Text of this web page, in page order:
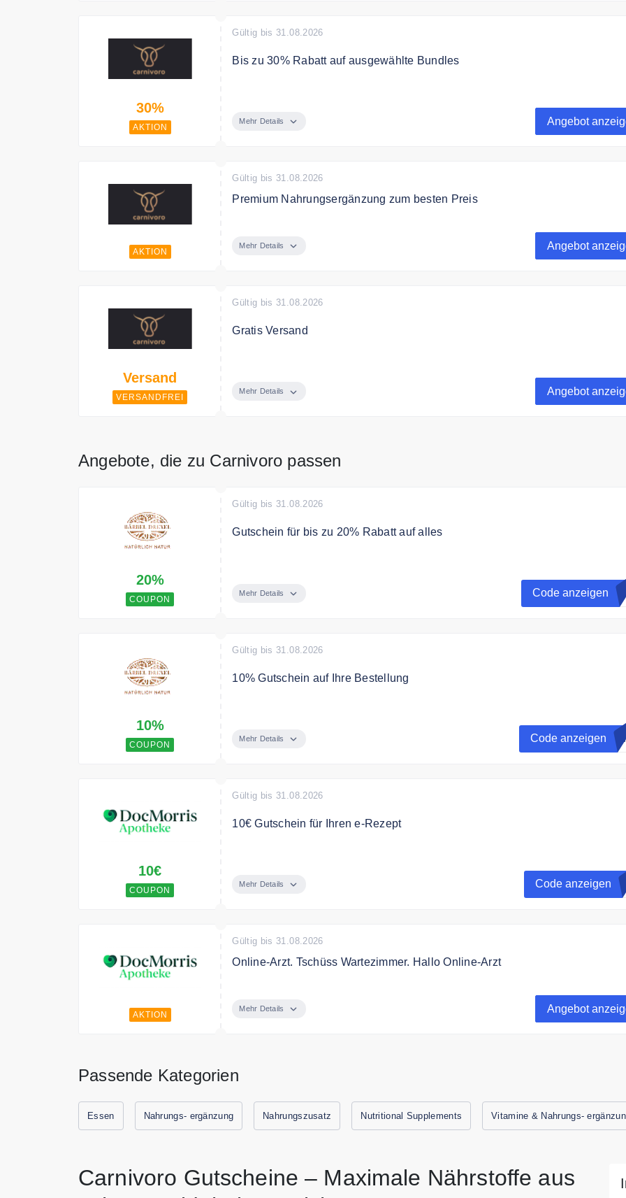
30%
AKTION
Gültig bis 31.08.2026
Bis zu 30% Rabatt auf ausgewählte Bundles
Mehr Details Angebot
AKTION
Gültig bis 31.08.2026
Premium Nahrungsergänzung zum besten Preis
Mehr Details Angebot
Versand
VERSANDFREI
Gültig bis 31.08.2026
Gratis Versand
Mehr Details Angebot
Angebote, die zu Carnivoro passen
20%
COUPON
Gültig bis 31.08.2026
Gutschein für bis zu 20% Rabatt auf alles
Mehr Details Code anzeigen
10%
COUPON
Gültig bis 31.08.2026
10% Gutschein auf Ihre Bestellung
Mehr Details Code anzeigen
10€
COUPON
Gültig bis 31.08.2026
10€ Gutschein für Ihren e-Rezept
Mehr Details Code anzeigen
AKTION
Gültig bis 31.08.2026
Online-Arzt. Tschüss Wartezimmer. Hallo Online-Arzt
Deutschland online sprechen. Krankschreibung & elektronisches Rezept
Mehr Details Angebot
Passende Kategorien
Essen Nahrungs- ergänzung Nahrungszusatz Nutritional Supplements Vitamine & Nahrungs-
Carnivoro Gutscheine – Maximale Nährstoffe aus